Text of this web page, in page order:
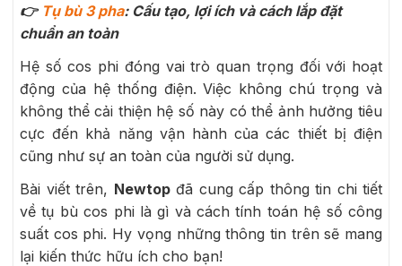
👉 Tụ bù 3 pha: Cấu tạo, lợi ích và cách lắp đặt
chuẩn an toàn
Hệ số cos phi đóng vai trò quan trọng đối với hoạt
động của hệ thống điện. Việc không chú trọng và
không thể cải thiện hệ số này có thể ảnh hưởng tiêu
cực đến khả năng vận hành của các thiết bị điện
cũng như sự an toàn của người sử dụng.
Bài viết trên, Newtopđã cung cấp thông tin chi tiết
về tụ bù cos phi là gì và cách tính toán hệ số công
suất cos phi. Hy vọng những thông tin trên sẽ mang
lại kiến thức hữu ích cho bạn!